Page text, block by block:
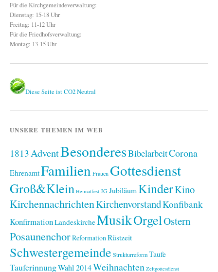
Für die Kirchgemeindeverwaltung:
Dienstag: 15-18 Uhr
Freitag: 11-12 Uhr
Für die Friedhofsverwaltung:
Montag: 13-15 Uhr
Diese Seite ist CO2 Neutral
UNSERE THEMEN IM WEB
1813AdventBesonderesBibelarbeitCorona
EhrenamtFamilien Frauen Gottesdienst
Groß&Klein Heimatfest JGJubiläumKinderKino
KirchennachrichtenKirchenvorstandKonfibank
KonfirmationLandeskircheMusikOrgelOstern
PosaunenchorReformationRüstzeit
Schwestergemeinde StrukturreformTaufe
TauferinnungWahl 2014Weihnachten Zeltgottesdienst